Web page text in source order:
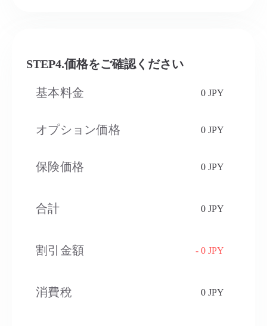
STEP4.価格をご確認ください
基本料金 0 JPY
オプション価格 0 JPY
保険価格 0 JPY
合計 0 JPY
割引金額 - 0 JPY
消費稅​ 0 JPY